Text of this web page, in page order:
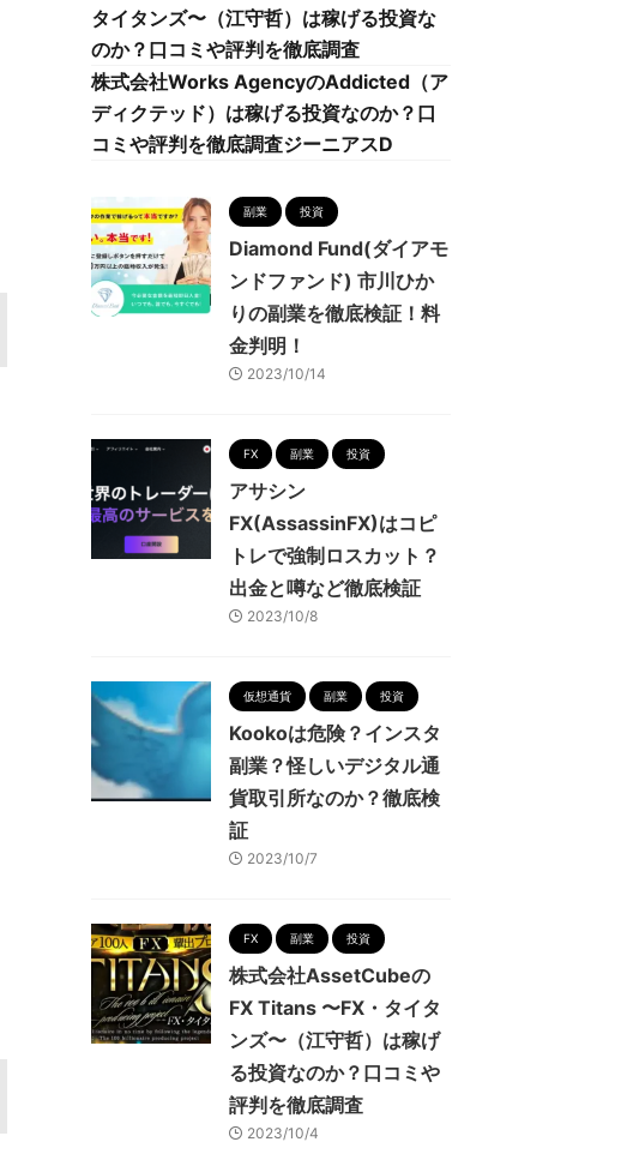
タイタンズ〜（江守哲）は稼げる投資な
のか？口コミや評判を徹底調査
株式会社Works AgencyのAddicted（ア
ディクテッド）は稼げる投資なのか？口
コミや評判を徹底調査ジーニアスD
副業 投資
Diamond Fund(ダイアモ
ンドファンド) 市川ひか
りの副業を徹底検証！料
金判明！
2023/10/14
FX 副業 投資
アサシン
FX(AssassinFX)はコピ
トレで強制ロスカット？
出金と噂など徹底検証
2023/10/8
仮想通貨 副業 投資
Kookoは危険？インスタ
副業？怪しいデジタル通
貨取引所なのか？徹底検
証
2023/10/7
FX 副業 投資
株式会社AssetCubeの
FX Titans 〜FX・タイタ
ンズ〜（江守哲）は稼げ
る投資なのか？口コミや
評判を徹底調査
2023/10/4